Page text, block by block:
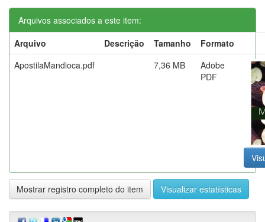
Arquivos associados a este item:
Arquivo
Descrição Tamanho
Formato
ApostilaMandioca.pdf
7,36 MB
Adobe
PDF
Mostrar registro completo do item Visualizar estatísticas